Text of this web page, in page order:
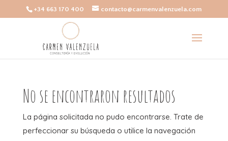
+34 663 170 400 contacto@carmenvalenzuela.com
No se encontraron resultados
La página solicitada no pudo encontrarse. Trate de
perfeccionar su búsqueda o utilice la navegación